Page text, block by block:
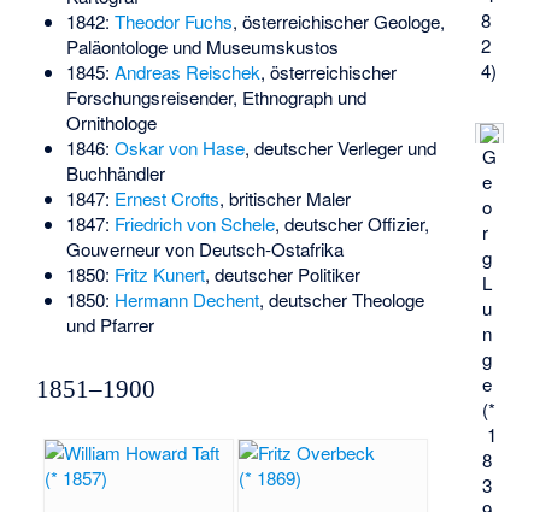
8
2
4)
G
e
o
r
g
L
u
n
g
e
(*
1
8
3
1842: Theodor Fuchs, österreichischer Geologe,
Paläontologe und Museumskustos
1845: Andreas Reischek, österreichischer
Forschungsreisender, Ethnograph und
Ornithologe
1846: Oskar von Hase, deutscher Verleger und
Buchhändler
1847: Ernest Crofts, britischer Maler
1847: Friedrich von Schele, deutscher Offizier,
Gouverneur von Deutsch-Ostafrika
1850: Fritz Kunert, deutscher Politiker
1850: Hermann Dechent, deutscher Theologe
und Pfarrer
1851–1900